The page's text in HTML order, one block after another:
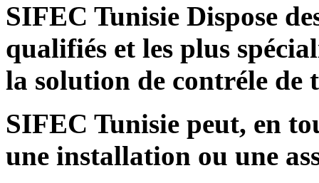
SIFEC Tunisie Dispose
qualifiés et les plus
la solution de contréle de
SIFEC Tunisie peut, en
une installation ou une